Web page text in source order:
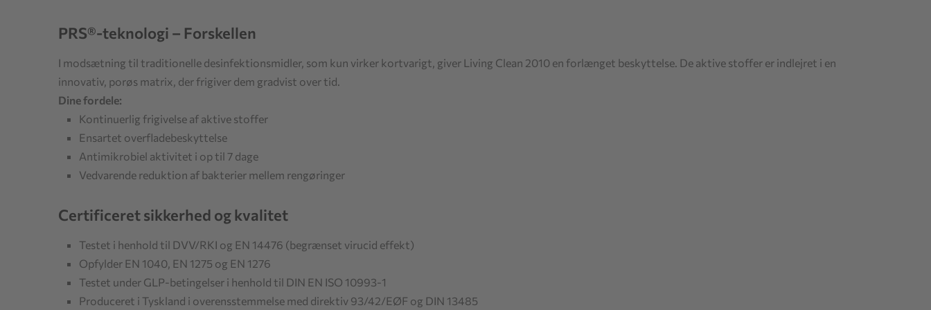
PRS®-teknologi – Forskellen
I modsætning til traditionelle desinfektionsmidler, som kun virker kortvarigt, giver Living Clean 2010 en forlænget beskyttelse. De aktive stoffer er indlejret i en
innovativ, porøs matrix, der frigiver dem gradvist over tid.
Dine fordele:
Kontinuerlig frigivelse af aktive stoffer
Ensartet overfladebeskyttelse
Antimikrobiel aktivitet i op til 7 dage
Vedvarende reduktion af bakterier mellem rengøringer
Certificeret sikkerhed og kvalitet
Testet i henhold til DVV/RKI og EN 14476 (begrænset virucid effekt)
Opfylder EN 1040, EN 1275 og EN 1276
Testet under GLP-betingelser i henhold til DIN EN ISO 10993-1
Produceret i Tyskland i overensstemmelse med direktiv 93/42/EØF og DIN 13485